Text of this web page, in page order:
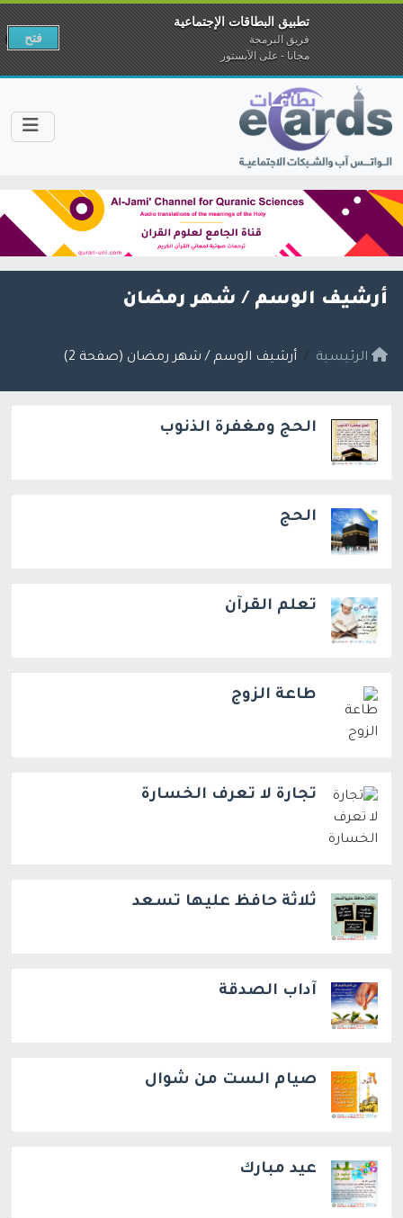
أرشيف الوسم / شهر رمضان
الرئيسية أرشيف الوسم / شهر رمضان (صفحة 2)
الحج ومغفرة الذنوب
الحج
تعلم القرآن
طاعة الزوج
تجارة لا تعرف الخسارة
ثلاثة حافظ عليها تسعد
آداب الصدقة
صيام الست من شوال
عيد مبارك
تطبيق البطاقات الإجتماعية
فريق البرمجة
مجانا - على الآبستور
فتح